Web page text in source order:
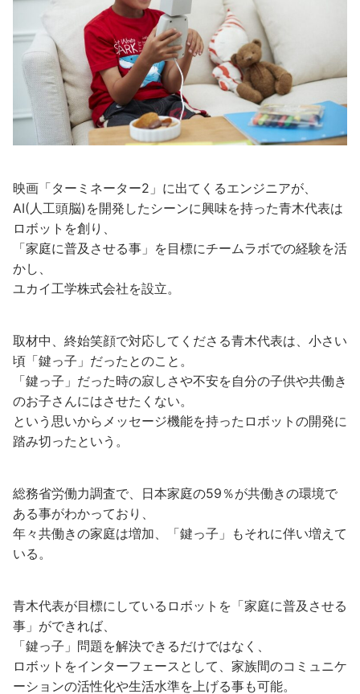
映画「ターミネーター2」に出てくるエンジニアが、
AI(人工頭脳)を開発したシーンに興味を持った青木代表は
ロボットを創り、
「家庭に普及させる事」を目標にチームラボでの経験を活
かし、
ユカイ工学株式会社を設立。
取材中、終始笑顔で対応してくださる青木代表は、小さい
頃「鍵っ子」だったとのこと。
「鍵っ子」だった時の寂しさや不安を自分の子供や共働き
のお子さんにはさせたくない。
という思いからメッセージ機能を持ったロボットの開発に
踏み切ったという。
総務省労働力調査で、日本家庭の59％が共働きの環境で
ある事がわかっており、
年々共働きの家庭は増加、「鍵っ子」もそれに伴い増えて
いる。
青木代表が目標にしているロボットを「家庭に普及させる
事」ができれば、
「鍵っ子」問題を解決できるだけではなく、
ロボットをインターフェースとして、家族間のコミュニケ
ーションの活性化や生活水準を上げる事も可能。